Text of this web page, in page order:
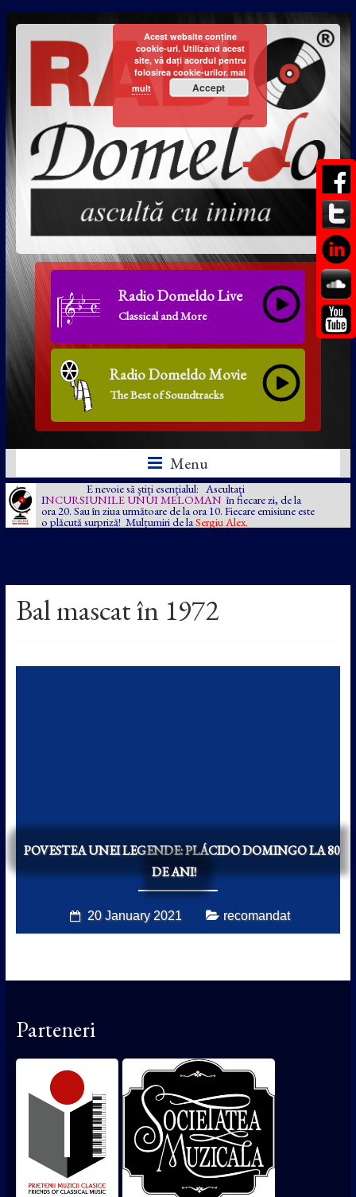
Radio Domeldo Live
Classical and More
Radio Domeldo Movie
The Best of Soundtracks
Menu
E nevoie să știți esențialul: Ascultați
INCURSIUNILE UNUI MELOMAN în fiecare zi, de la
ora 20. Sau în ziua următoare de la ora 10. Fiecare emisiune este
o plăcută surpriză! Mulțumiri de la Sergiu Alex.
Bal mascat în 1972
POVESTEA UNEI LEGENDE: PLÁCIDO DOMINGO LA 80
DE ANI!
20 January 2021 recomandat
Parteneri
Acest website conține
cookie-uri. Utilizând acest
site, vă dați acordul pentru
folosirea cookie-urilor. mai
mult
Accept